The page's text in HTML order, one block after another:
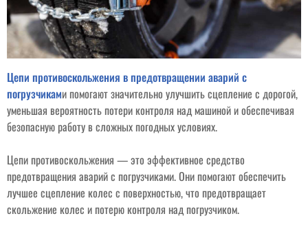
Цепи противоскольжения в предотвращении аварий с
погрузчиками помогают значительно улучшить сцепление с дорогой,
уменьшая вероятность потери контроля над машиной и обеспечивая
безопасную работу в сложных погодных условиях.
Цепи противоскольжения — это эффективное средство
предотвращения аварий с погрузчиками. Они помогают обеспечить
лучшее сцепление колес с поверхностью, что предотвращает
скольжение колес и потерю контроля над погрузчиком.